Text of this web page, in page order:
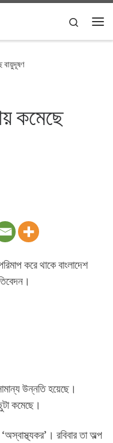
Search
বায়ুদূষণ
কমেছে
করে থাকে বাংলাদেশ
উন্নতি হয়েছে।
কমেছে।
রবিবার তা অল্প